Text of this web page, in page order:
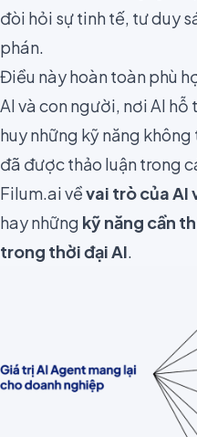
đòi hỏi sự tinh tế, tư duy
phán.
Điều này hoàn toàn phù
AI và con người, nơi AI
huy những kỹ năng
đã được thảo luận trong
Filum.ai vềvai trò của AI
hay những kỹ năng cần
trong thời đại AI.